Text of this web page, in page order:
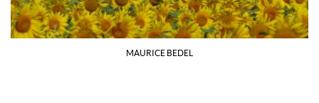
MAURICE BEDEL